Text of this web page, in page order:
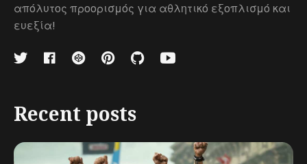
απόλυτος προορισμός για αθλητικό εξοπλισμό και
ευεξία!
Recent posts